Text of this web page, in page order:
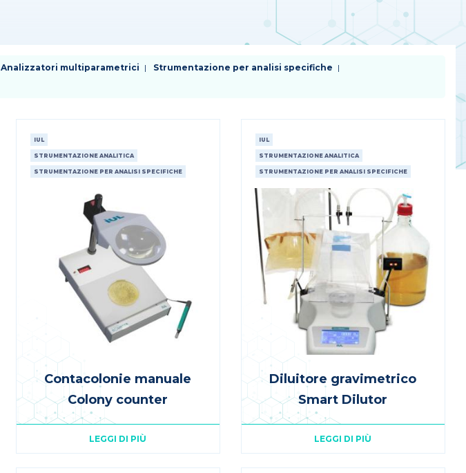
Analizzatori multiparametrici
Strumentazione per analisi specifiche
IUL
STRUMENTAZIONE ANALITICA
STRUMENTAZIONE PER ANALISI SPECIFICHE
Contacolonie manuale
Colony counter
LEGGI DI PIÙ
IUL
STRUMENTAZIONE ANALITICA
STRUMENTAZIONE PER ANALISI SPECIFICHE
Diluitore gravimetrico
Smart Dilutor
LEGGI DI PIÙ